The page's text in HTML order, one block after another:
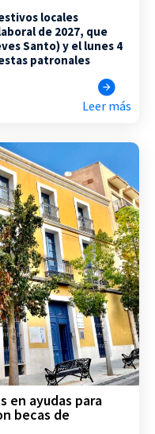
locales
de 2027, que
Santo) y el lunes 4
patronales
Leer más
en ayudas para
becas de